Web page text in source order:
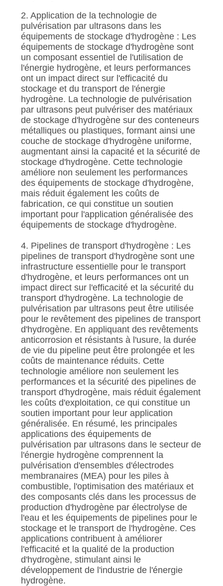
2. Application de la technologie de
pulvérisation par ultrasons dans les
équipements de stockage d'hydrogène : Les
équipements de stockage d'hydrogène sont
un composant essentiel de l'utilisation de
l'énergie hydrogène, et leurs performances
ont un impact direct sur l'efficacité du
stockage et du transport de l'énergie
hydrogène. La technologie de pulvérisation
par ultrasons peut pulvériser des matériaux
de stockage d'hydrogène sur des conteneurs
métalliques ou plastiques, formant ainsi une
couche de stockage d'hydrogène uniforme,
augmentant ainsi la capacité et la sécurité de
stockage d'hydrogène. Cette technologie
améliore non seulement les performances
des équipements de stockage d'hydrogène,
mais réduit également les coûts de
fabrication, ce qui constitue un soutien
important pour l'application généralisée des
équipements de stockage d'hydrogène.
4. Pipelines de transport d'hydrogène : Les
pipelines de transport d'hydrogène sont une
infrastructure essentielle pour le transport
d'hydrogène, et leurs performances ont un
impact direct sur l'efficacité et la sécurité du
transport d'hydrogène. La technologie de
pulvérisation par ultrasons peut être utilisée
pour le revêtement des pipelines de transport
d'hydrogène. En appliquant des revêtements
anticorrosion et résistants à l'usure, la durée
de vie du pipeline peut être prolongée et les
coûts de maintenance réduits. Cette
technologie améliore non seulement les
performances et la sécurité des pipelines de
transport d'hydrogène, mais réduit également
les coûts d'exploitation, ce qui constitue un
soutien important pour leur application
généralisée. En résumé, les principales
applications des équipements de
pulvérisation par ultrasons dans le secteur de
l'énergie hydrogène comprennent la
pulvérisation d'ensembles d'électrodes
membranaires (MEA) pour les piles à
combustible, l'optimisation des matériaux et
des composants clés dans les processus de
production d'hydrogène par électrolyse de
l'eau et les équipements de pipelines pour le
stockage et le transport de l'hydrogène. Ces
applications contribuent à améliorer
l'efficacité et la qualité de la production
d'hydrogène, stimulant ainsi le
développement de l'industrie de l'énergie
hydrogène.